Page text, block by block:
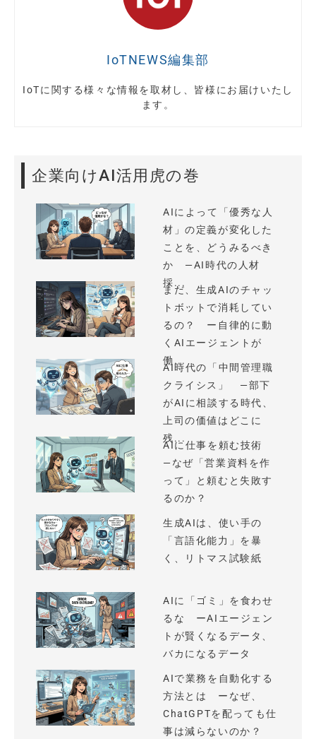
IoTNEWS編集部
IoTに関する様々な情報を取材し、皆様にお届けいたし
ます。
企業向けAI活用虎の巻
AIによって「優秀な人
材」の定義が変化した
ことを、どうみるべき
か —AI時代の人材
採...
まだ、生成AIのチャッ
トボットで消耗してい
るの？ ー自律的に動
くAIエージェントが
働...
AI時代の「中間管理職
クライシス」 —部下
がAIに相談する時代、
上司の価値はどこに
残...
AIに仕事を頼む技術
—なぜ「営業資料を作
って」と頼むと失敗す
るのか？
生成AIは、使い手の
「言語化能力」を暴
く、リトマス試験紙
AIに「ゴミ」を食わせ
るな ーAIエージェン
トが賢くなるデータ、
バカになるデータ
AIで業務を自動化する
方法とは ーなぜ、
ChatGPTを配っても仕
事は減らないのか？